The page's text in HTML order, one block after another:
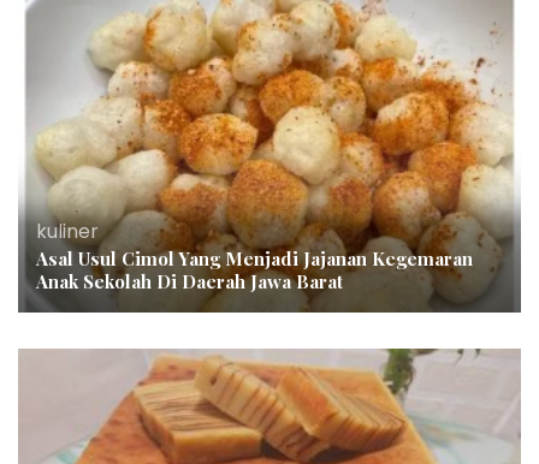
kuliner
Asal Usul Cimol Yang Menjadi Jajanan Kegemaran
Anak Sekolah Di Daerah Jawa Barat